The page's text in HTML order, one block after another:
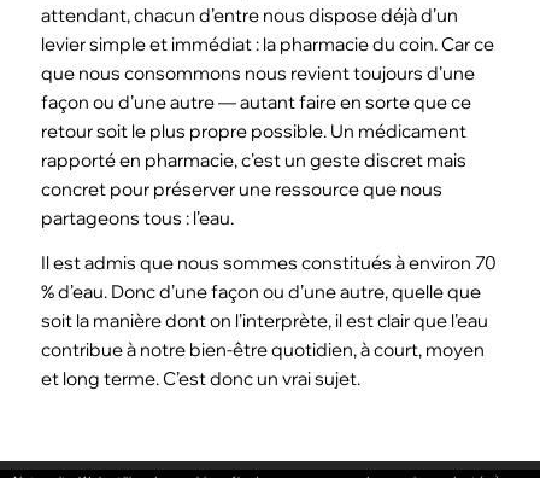
attendant, chacun d’entre nous dispose déjà d’un
levier simple et immédiat : la pharmacie du coin. Car ce
que nous consommons nous revient toujours d’une
façon ou d’une autre — autant faire en sorte que ce
retour soit le plus propre possible. Un médicament
rapporté en pharmacie, c’est un geste discret mais
concret pour préserver une ressource que nous
partageons tous : l’eau.
Il est admis que nous sommes constitués à environ 70
% d’eau. Donc d’une façon ou d’une autre, quelle que
soit la manière dont on l’interprète, il est clair que l’eau
contribue à notre bien-être quotidien, à court, moyen
et long terme. C’est donc un vrai sujet.